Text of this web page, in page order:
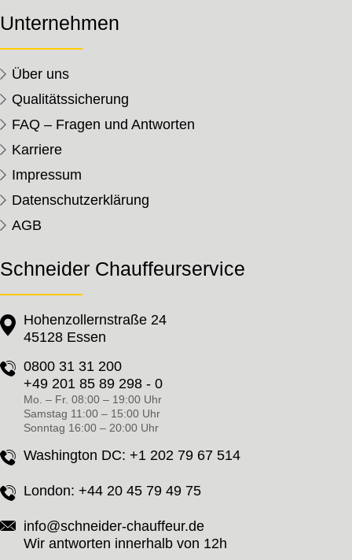
Unternehmen
Über uns
Qualitätssicherung
FAQ – Fragen und Antworten
Karriere
Impressum
Datenschutzerklärung
AGB
Schneider Chauffeurservice
Hohenzollernstraße 24
45128 Essen
0800 31 31 200
+49 201 85 89 298 - 0
Mo. – Fr. 08:00 – 19:00 Uhr
Samstag 11:00 – 15:00 Uhr
Sonntag 16:00 – 20:00 Uhr
Washington DC: +1 202 79 67 514
London: +44 20 45 79 49 75
info@schneider-chauffeur.de
Wir antworten innerhalb von 12h